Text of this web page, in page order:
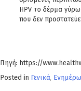
HPV το δέρμα
που δεν
Πηγή: https://
Posted in Γενικά,